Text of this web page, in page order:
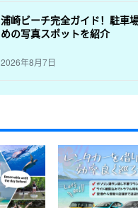
浦崎ビーチ完全ガイド！駐車
めの写真スポットを紹介
2026年8月7日